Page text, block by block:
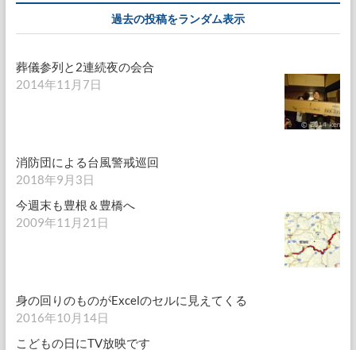
ョ
ン
過去の投稿をランダム表示
葬儀参列と2連続夜の会合
2014年11月7日
消防団による台風警戒巡回
2018年9月3日
今週末も豊根＆豊橋へ
2009年11月21日
身の回りのものがExcelのセルに見えてくる
2016年10月14日
こどもの日にTV放映です